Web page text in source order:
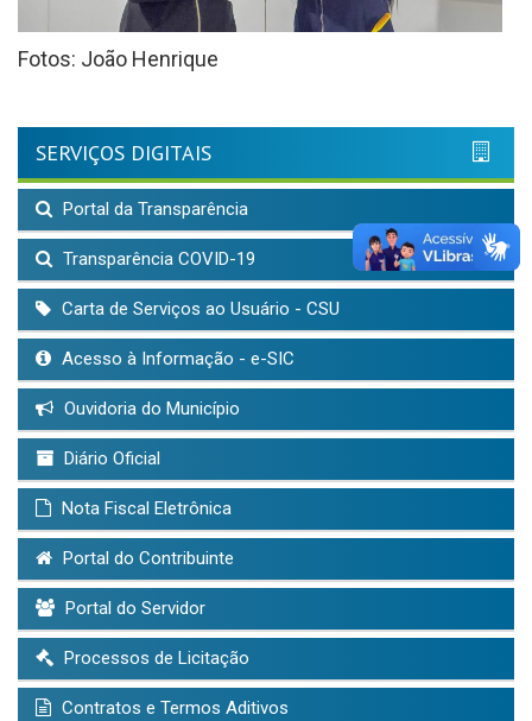
Fotos: João Henrique
SERVIÇOS DIGITAIS
Portal da Transparência
Transparência COVID-19
Carta de Serviços ao Usuário - CSU
Acesso à Informação - e-SIC
Ouvidoria do Município
Diário Oficial
Nota Fiscal Eletrônica
Portal do Contribuinte
Portal do Servidor
Processos de Licitação
Contratos e Termos Aditivos